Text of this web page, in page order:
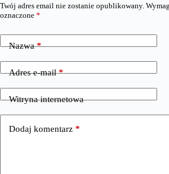
Twój adres email nie zostanie opublikowany.
oznaczone *
Nazwa*
Adres e-mail*
Witryna internetowa
Dodaj komentarz *